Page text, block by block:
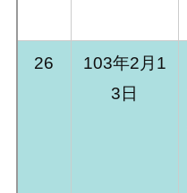
26
103年2月1
3日